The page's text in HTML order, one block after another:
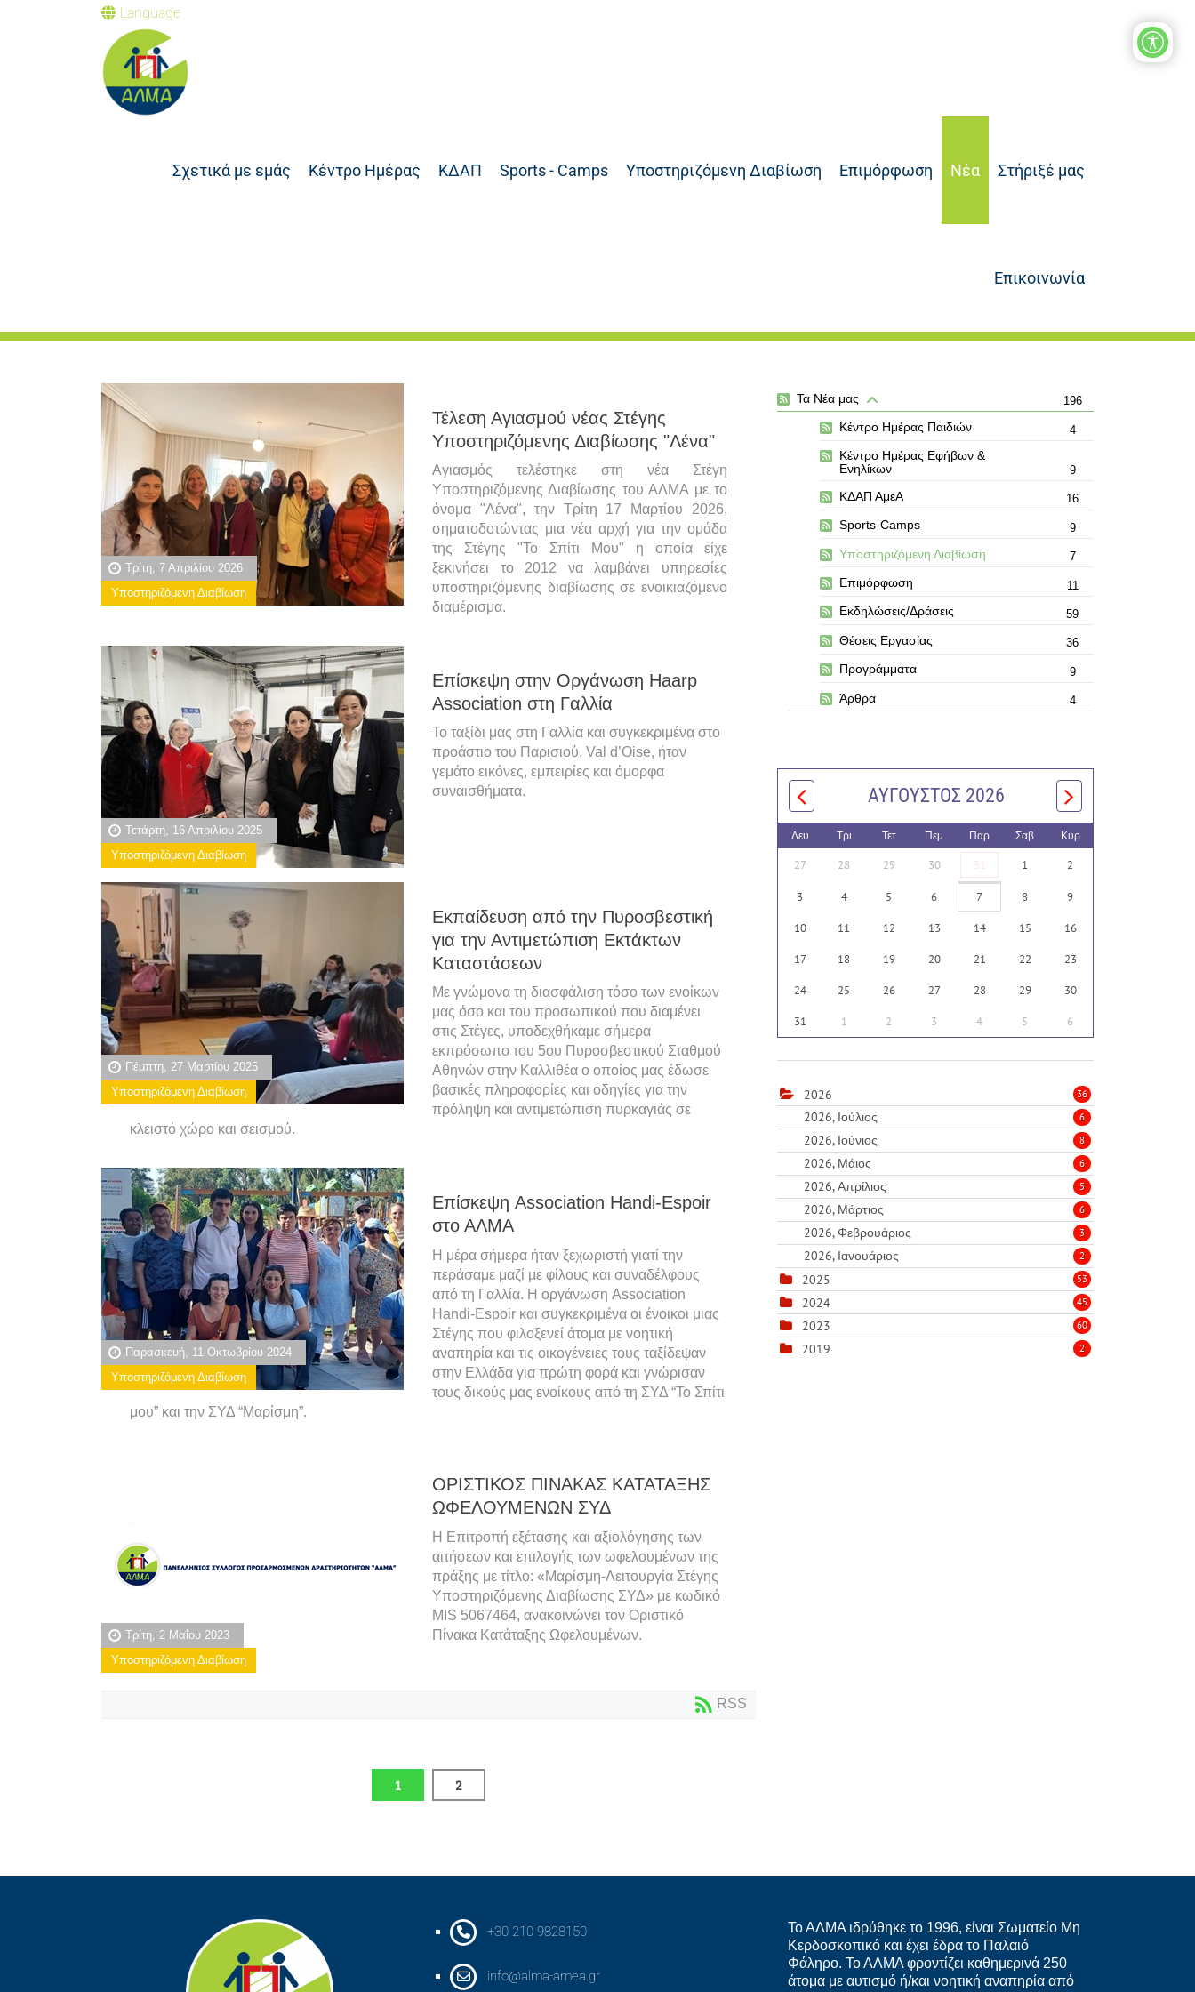
Language
Σχετικά με εμάς Κέντρο Ημέρας ΚΔΑΠ Sports - Camps Υποστηριζόμενη Διαβίωση Επιμόρφωση Νέα Στήριξέ μας
Επικοινωνία
Τρίτη, 7 Απριλίου 2026
Υποστηριζόμενη Διαβίωση
Τέλεση Αγιασμού νέας Στέγης
Υποστηριζόμενης Διαβίωσης "Λένα"
Αγιασμός τελέστηκε στη νέα Στέγη
Υποστηριζόμενης Διαβίωσης του ΑΛΜΑ με το
όνομα "Λένα", την Τρίτη 17 Μαρτίου 2026,
σηματοδοτώντας μια νέα αρχή για την ομάδα
της Στέγης "Το Σπίτι Μου" η οποία είχε
ξεκινήσει το 2012 να λαμβάνει υπηρεσίες
υποστηριζόμενης διαβίωσης σε ενοικιαζόμενο
διαμέρισμα.
Τετάρτη, 16 Απριλίου 2025
Υποστηριζόμενη Διαβίωση
Επίσκεψη στην Οργάνωση Haarp
Association στη Γαλλία
Το ταξίδι μας στη Γαλλία και συγκεκριμένα στο
προάστιο του Παρισιού, Val d’Oise, ήταν
γεμάτο εικόνες, εμπειρίες και όμορφα
συναισθήματα.
Πέμπτη, 27 Μαρτίου 2025
Υποστηριζόμενη Διαβίωση
Εκπαίδευση από την Πυροσβεστική
για την Αντιμετώπιση Εκτάκτων
Καταστάσεων
Με γνώμονα τη διασφάλιση τόσο των ενοίκων
μας όσο και του προσωπικού που διαμένει
στις Στέγες, υποδεχθήκαμε σήμερα
εκπρόσωπο του 5ου Πυροσβεστικού Σταθμού
Αθηνών στην Καλλιθέα ο οποίος μας έδωσε
βασικές πληροφορίες και οδηγίες για την
πρόληψη και αντιμετώπιση πυρκαγιάς σε
κλειστό χώρο και σεισμού.
Παρασκευή, 11 Οκτωβρίου 2024
Υποστηριζόμενη Διαβίωση
Επίσκεψη Association Handi-Espoir
στο ΑΛΜΑ
Η μέρα σήμερα ήταν ξεχωριστή γιατί την
περάσαμε μαζί με φίλους και συναδέλφους
από τη Γαλλία. Η οργάνωση Association
Handi-Espoir και συγκεκριμένα οι ένοικοι μιας
Στέγης που φιλοξενεί άτομα με νοητική
αναπηρία και τις οικογένειες τους ταξίδεψαν
στην Ελλάδα για πρώτη φορά και γνώρισαν
τους δικούς μας ενοίκους από τη ΣΥΔ “Το Σπίτι
μου” και την ΣΥΔ “Μαρίσμη”.
Τρίτη, 2 Μαΐου 2023
Υποστηριζόμενη Διαβίωση
ΟΡΙΣΤΙΚΟΣ ΠΙΝΑΚΑΣ ΚΑΤΑΤΑΞΗΣ
ΩΦΕΛΟΥΜΕΝΩΝ ΣΥΔ
Η Επιτροπή εξέτασης και αξιολόγησης των
αιτήσεων και επιλογής των ωφελουμένων της
πράξης με τίτλο: «Μαρίσμη-Λειτουργία Στέγης
Υποστηριζόμενης Διαβίωσης ΣΥΔ» με κωδικό
MIS 5067464, ανακοινώνει τον Οριστικό
Πίνακα Κατάταξης Ωφελουμένων.
RSS
1 2
Τα Νέα μας 196
Κέντρο Ημέρας Παιδιών 4
Κέντρο Ημέρας Εφήβων &
Ενηλίκων
9
ΚΔΑΠ ΑμεΑ 16
Sports-Camps 9
Υποστηριζόμενη Διαβίωση 7
Επιμόρφωση 11
Εκδηλώσεις/Δράσεις 59
Θέσεις Εργασίας 36
Προγράμματα 9
Άρθρα 4
ΑΎΓΟΥΣΤΟΣ 2026
Δευ Τρι Τετ Πεμ Παρ Σαβ Κυρ
27 28 29 30 31 1 2
3 4 5 6 7 8 9
10 11 12 13 14 15 16
17 18 19 20 21 22 23
24 25 26 27 28 29 30
31 1 2 3 4 5 6
2026 36
2026, Ιούλιος 6
2026, Ιούνιος 8
2026, Μάιος 6
2026, Απρίλιος 5
2026, Μάρτιος 6
2026, Φεβρουάριος 3
2026, Ιανουάριος 2
2025 53
2024 45
2023 60
2019 2
+30 210 9828150
info@alma-amea.gr
Το ΑΛΜΑ ιδρύθηκε το 1996, είναι Σωματείο Μη
Κερδοσκοπικό και έχει έδρα το Παλαιό
Φάληρο. Το ΑΛΜΑ φροντίζει καθημερινά 250
άτομα με αυτισμό ή/και νοητική αναπηρία από